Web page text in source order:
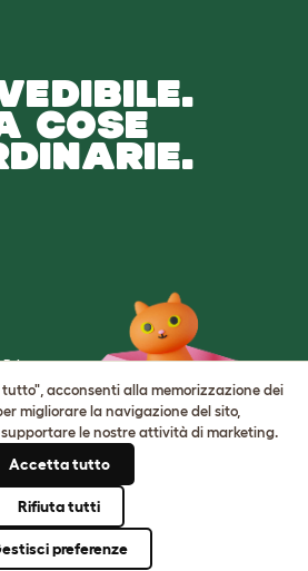
COSE
società:
acconsenti alla memorizzazione dei
migliorare la navigazione del sito,
le nostre attività di marketing.
Accetta tutto
Rifiuta tutti
preferenze